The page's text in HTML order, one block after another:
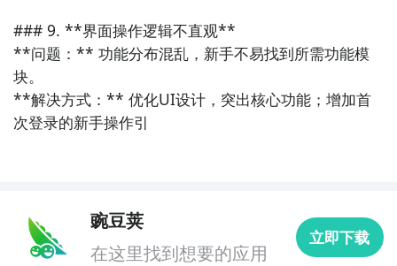
### 9. **界面操作逻辑不直观**
**问题：** 功能分布混乱，新手不易找到所需功能模
块。
**解决方式：** 优化UI设计，突出核心功能；增加首
次登录的新手操作引
豌豆荚
在这里找到想要的应用
立即下载